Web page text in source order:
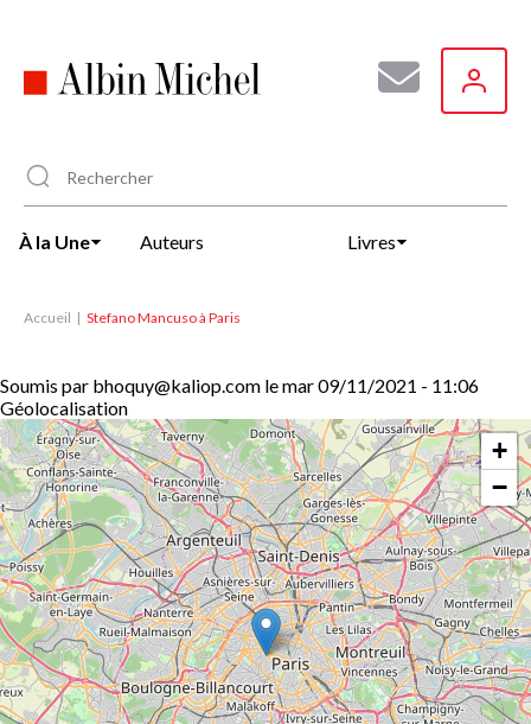
principal
À la Une Auteurs Livres
Accueil Stefano Mancuso à Paris
Soumis par bhoquy@kaliop.com lemar 09/11/2021 - 11:06
Géolocalisation
+
−